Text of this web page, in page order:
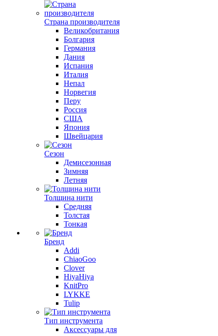
Страна производителя
Великобритания
Болгария
Германия
Дания
Испания
Италия
Непал
Норвегия
Перу
Россия
США
Япония
Швейцария
Сезон
Демисезонная
Зимняя
Летняя
Толщина нити
Средняя
Толстая
Тонкая
Бренд
Addi
ChiaoGoo
Clover
HiyaHiya
KnitPro
LYKKE
Tulip
Тип инструмента
Аксессуары для